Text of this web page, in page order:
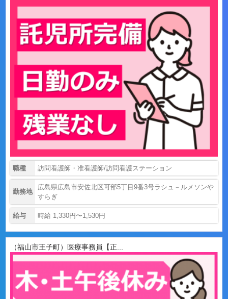
職種 訪問看護師・准看護師/訪問看護ステーション
勤務地
広島県広島市安佐北区可部5丁目9番3号ラシュ－ルメソンや
すらぎ
給与 時給 1,330円〜1,530円
（福山市王子町）医療事務員【正...